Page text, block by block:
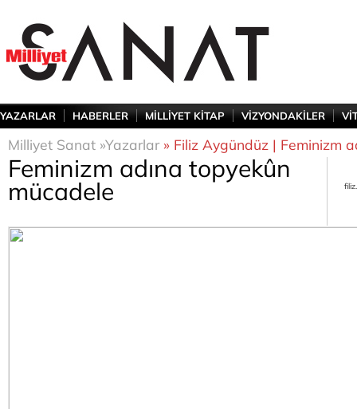
YAZARLAR HABERLER MİLLİYET KİTAP VİZYONDAKİLER
Milliyet Sanat »Yazarlar» Filiz Aygündüz | Feminizm
Feminizm adına topyekûn
mücadele